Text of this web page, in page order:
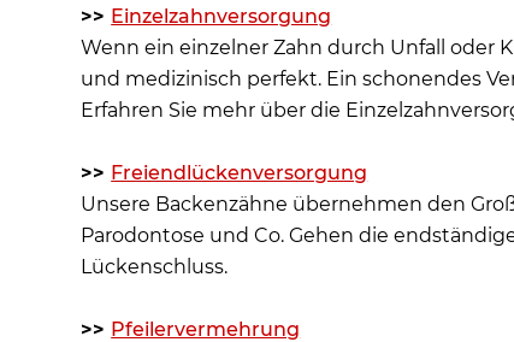
>> Einzelzahnversorgung
Wenn ein einzelner Zahn durch Unfall oder
und medizinisch perfekt. Ein schonendes
Erfahren Sie mehr über die
>> Freiendlückenversorgung
Unsere Backenzähne übernehmen den
Parodontose und Co. Gehen die
Lückenschluss.
>> Pfeilervermehrung